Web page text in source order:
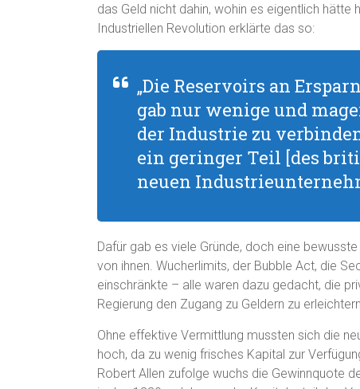
das Geld nicht dahin, wohin es eigentlich hätte
Industriellen Revolution erklärte das so:
„Die Reservoirs an
gab nur wenige und
der Industrie zu
ein geringer Teil [des
neuen
Dafür gab es viele Gründe, doch eine
von ihnen. Wucherlimits, der Bubble Act, die
einschränkte – alle waren dazu gedacht, die
Regierung den Zugang zu Geldern zu
Ohne effektive Vermittlung mussten sich die
hoch, da zu wenig frisches Kapital zur
Robert Allen zufolge wuchs die Gewinnquote